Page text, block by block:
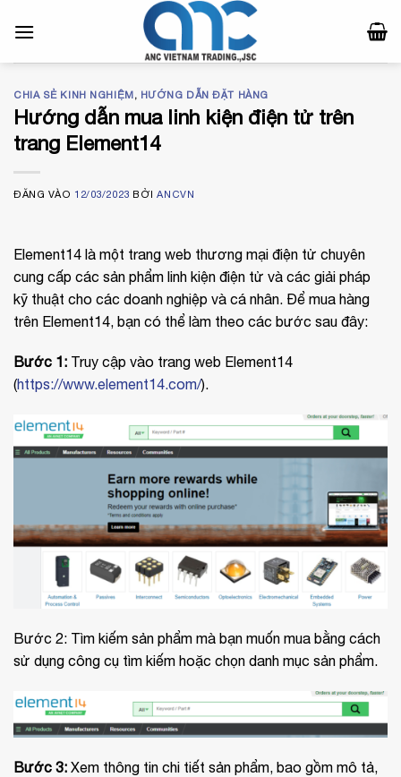
qua
CHIA SẺ KINH NGHIỆM, HƯỚNG DẪN ĐẶT HÀNG
Hướng dẫn mua linh kiện điện tử trên
trang Element14
ĐĂNG VÀO 12/03/2023 BỞI ANCVN
Element14 là một trang web thương mại điện tử chuyên
cung cấp các sản phẩm linh kiện điện tử và các giải pháp
kỹ thuật cho các doanh nghiệp và cá nhân. Để mua hàng
trên Element14, bạn có thể làm theo các bước sau đây:
Bước 1: Truy cập vào trang web Element14
(https://www.element14.com/).
Bước 2: Tìm kiếm sản phẩm mà bạn muốn mua bằng cách
sử dụng công cụ tìm kiếm hoặc chọn danh mục sản phẩm.
Bước 3: Xem thông tin chi tiết sản phẩm, bao gồm mô tả,